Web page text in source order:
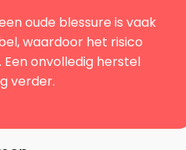
oude blessure is vaak
waardoor het risico
onvolledig herstel
verder.